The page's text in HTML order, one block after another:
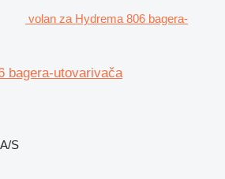
volan za Hydrema 806 bagerа-
bagera-utovarivača
S